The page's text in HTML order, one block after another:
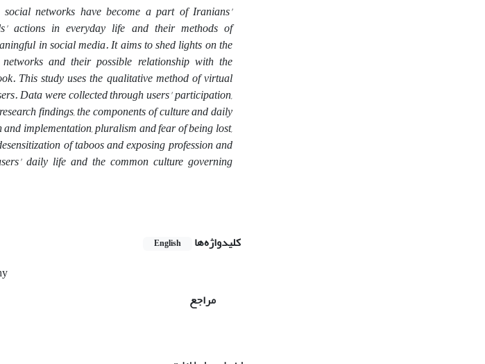
networks have become a part of Iranians'
actions in everyday life and their methods of
in social media. It aims to shed lights on the
and their possible relationship with the
This study uses the qualitative method of virtual
Data were collected through users' participation,
findings, the components of culture and daily
implementation, pluralism and fear of being lost,
of taboos and exposing profession and
daily life and the common culture governing
کلیدواژه‌ها English
مراجع